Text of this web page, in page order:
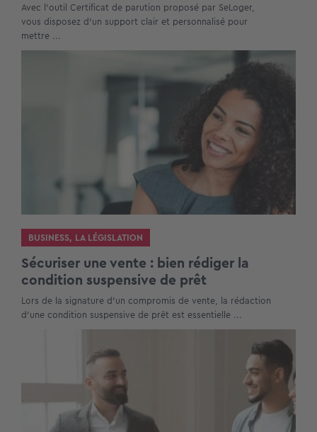
Avec l’outil Certificat de parution proposé par SeLoger,
vous disposez d’un support clair et personnalisé pour
mettre ...
BUSINESS, LA LÉGISLATION
Sécuriser une vente : bien rédiger la
condition suspensive de prêt
Lors de la signature d’un compromis de vente, la rédaction
d’une condition suspensive de prêt est essentielle ...